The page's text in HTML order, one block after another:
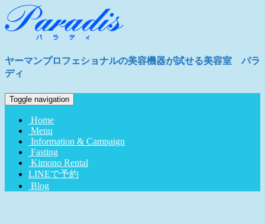
ヤーマンプロフェショナルの美容機器が試せる美容室 パラ
ディ
Toggle navigation
Home
Menu
Information & Campaign
Fasting
Kimono Rental
LINEで予約
Blog